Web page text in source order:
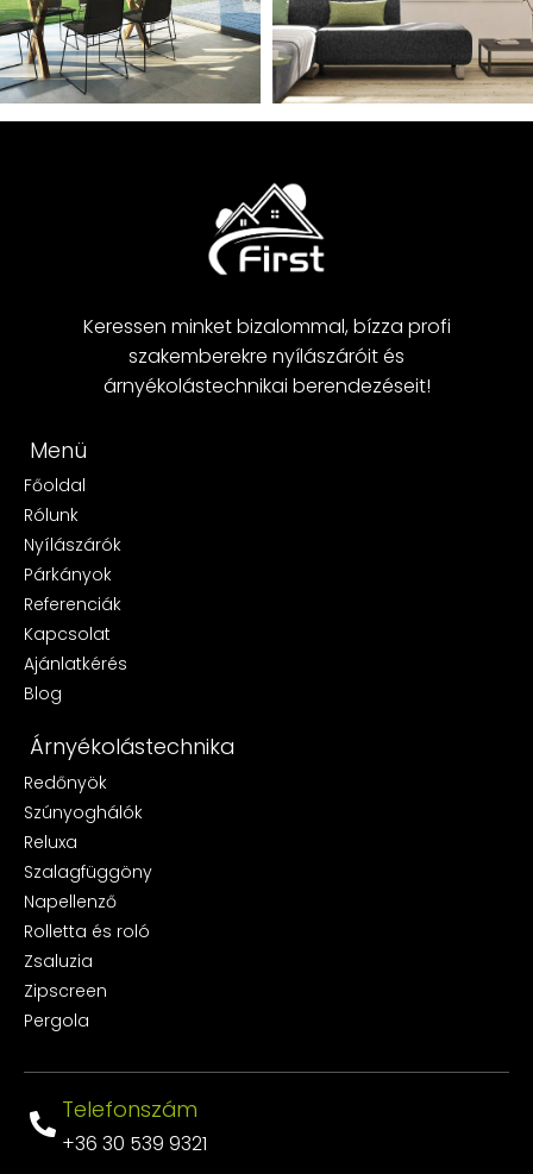
Keressen minket bizalommal, bízza profi
szakemberekre nyílászáróit és
árnyékolástechnikai berendezéseit!
Menü
Főoldal
Rólunk
Nyílászárók
Párkányok
Referenciák
Kapcsolat
Ajánlatkérés
Blog
Árnyékolástechnika
Redőnyök
Szúnyoghálók
Reluxa
Szalagfüggöny
Napellenző
Rolletta és roló
Zsaluzia
Zipscreen
Pergola
+36 30 539 9321
Telefonszám